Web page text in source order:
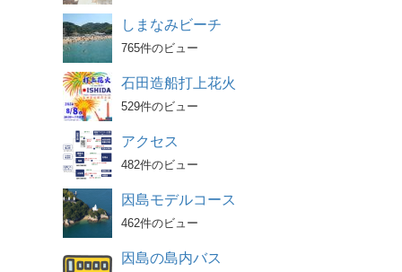
しまなみビーチ
765件のビュー
石田造船打上花火
529件のビュー
アクセス
482件のビュー
因島モデルコース
462件のビュー
因島の島内バス